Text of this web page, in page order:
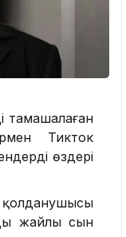
тамашалаған
Тикток
өздері
жайлы сын